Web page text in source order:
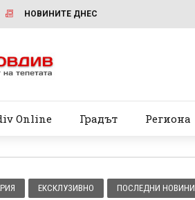
НОВИНИТЕ ДНЕС
Online Градът Региона
ЕКСКЛУЗИВНО ПОСЛЕДНИ НОВИНИ